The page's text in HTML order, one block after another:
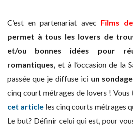
C’est en partenariat avec Films
permet à tous les lovers de
et/ou bonnes idées pour
romantiques, et à l’occasion de la
passée que je diffuse ici un sondage
cinq court métrages de lovers ! Vous
cet article les cinq courts métrages
Le but? Définir celui qui est, pour